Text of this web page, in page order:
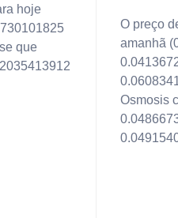
hoje
que
O preço
amanhã
Osmosis